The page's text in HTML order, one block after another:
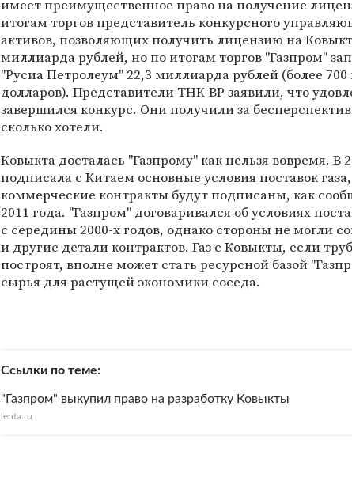
имеет преимущественное право на получение
итогам торгов представитель конкурсного
активов, позволяющих получить лицензию на
миллиарда рублей, но по итогам торгов "Газпром"
"Русиа Петролеум" 22,3 миллиарда рублей (более
долларов). Представители ТНК-ВР заявили, что
завершился конкурс. Они получили за
сколько хотели.
Ковыкта досталась "Газпрому" как нельзя вовремя. В
подписала с Китаем основные условия поставок
коммерческие контракты будут подписаны, как
2011 года. "Газпром" договаривался об условиях
с середины 2000-х годов, однако стороны не могли
и другие детали контрактов. Газ с Ковыкты, если
построят, вполне может стать ресурсной базой
сырья для растущей экономики соседа.
Ссылки по теме
"Газпром" выкупил право на разработку Ковыкты
lenta.ru